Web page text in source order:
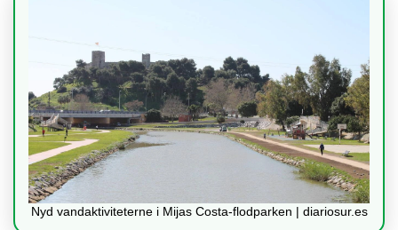
Nyd vandaktiviteterne i Mijas Costa-flodparken | diariosur.es